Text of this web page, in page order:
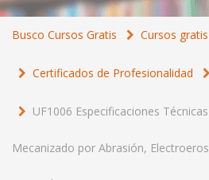
Busco Cursos Gratis Cursos
Certificados de Profesionalidad
UF1006 Especificaciones
Mecanizado por Abrasión,